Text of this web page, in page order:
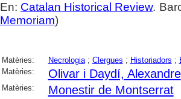
En: Catalan Historical Review.
Memoriam)
Matèries: Necrologia; Clergues ; Historiadors ;
Matèries:
Olivar i Daydí, Alexandre
Matèries: Monestir de Montserrat